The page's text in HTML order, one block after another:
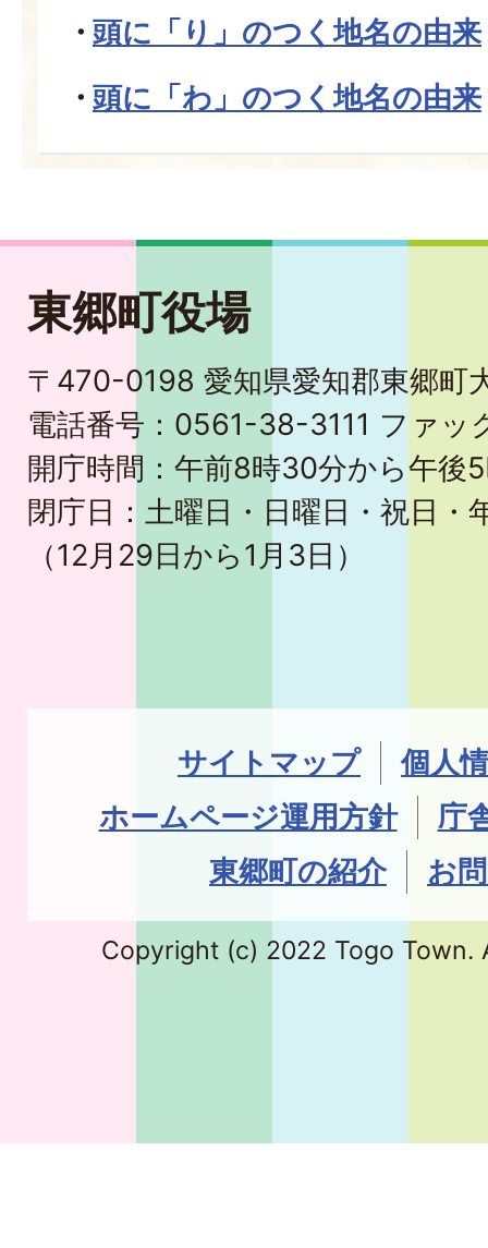
頭に「り」のつく地名の由来
頭に「わ」のつく地名の由来
東郷町役場
〒470-0198 愛知県愛知郡東郷町
電話番号：0561-38-3111 ファ
開庁時間：午前8時30分から午後
閉庁日：土曜日・日曜日・祝日・
（12月29日から1月3日）
サイトマップ
個人
ホームページ運用方針
庁
東郷町の紹介
お
Copyright (c) 2022 Togo Town.